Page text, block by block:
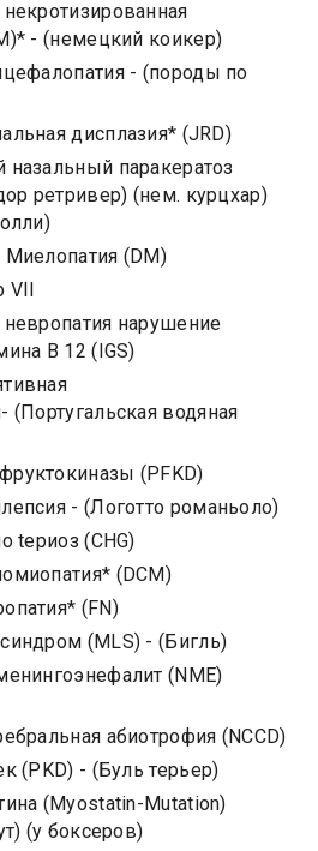
- (немецкий коикер)
- (породы по
дисплазия* (JRD)
паракератоз
ретривер) (нем. курцхар)
(DM)
VII
нарушение
В 12 (IGS)
(Португальская водяная
(PFKD)
- (Логотто романьоло)
tериоз (CHG)
(DCM)
(FN)
(MLS) - (Бигль)
(NME)
абиотрофия (NCCD)
(PKD) - (Буль терьер)
(Myostatin-Mutation)
(у боксеров)